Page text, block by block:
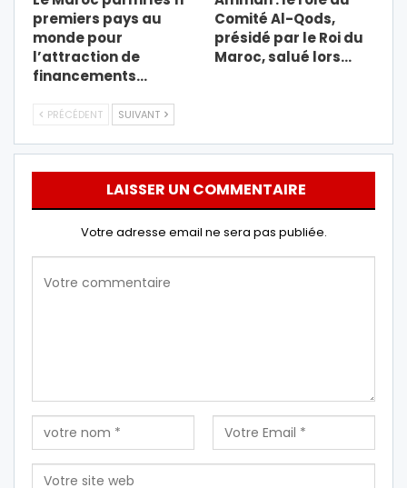
premiers pays au
monde pour
l’attraction de
financements…
Comité Al-Qods,
présidé par le Roi du
Maroc, salué lors…
PRÉCÉDENT SUIVANT
LAISSER UN COMMENTAIRE
Votre adresse email ne sera pas publiée.